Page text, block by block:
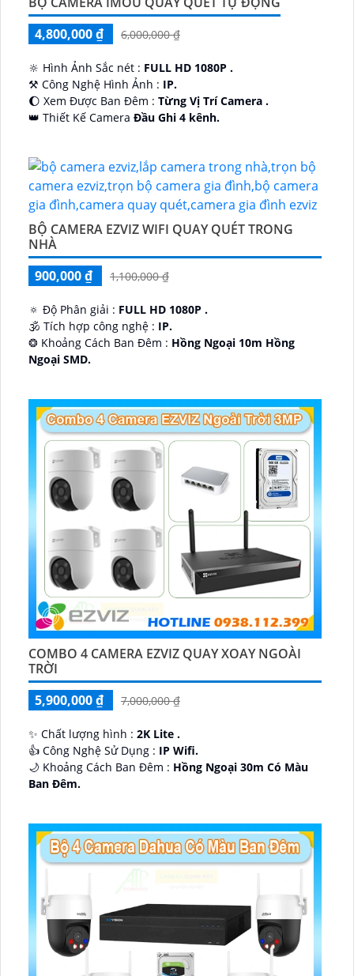
4,800,000 ₫
6,000,000 ₫
🔆 Hình Ảnh Sắc nét : FULL HD 1080P .
⚒ Công Nghệ Hình Ảnh : IP.
🌔 Xem Được Ban Đêm : Từng Vị Trí Camera .
👑 Thiết Kế Camera Đầu Ghi 4 kênh.
BỘ CAMERA EZVIZ WIFI QUAY QUÉT TRONG
NHÀ
900,000 ₫
1,100,000 ₫
🔅 Độ Phân giải : FULL HD 1080P .
🕉️ Tích hợp công nghệ : IP.
❂ Khoảng Cách Ban Đêm : Hồng Ngoại 10m Hồng
Ngoại SMD.
COMBO 4 CAMERA EZVIZ QUAY XOAY NGOÀI
TRỜI
5,900,000 ₫
7,000,000 ₫
✨ Chất lượng hình : 2K Lite .
👍 Công Nghệ Sử Dụng : IP Wifi.
🌙 Khoảng Cách Ban Đêm : Hồng Ngoại 30m Có Màu
Ban Ðêm.